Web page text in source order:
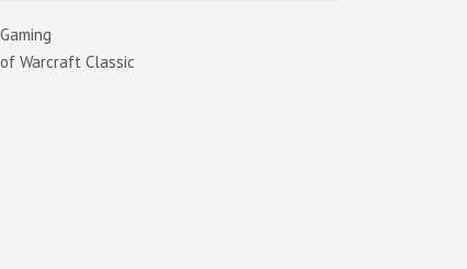
Warcraft Classic